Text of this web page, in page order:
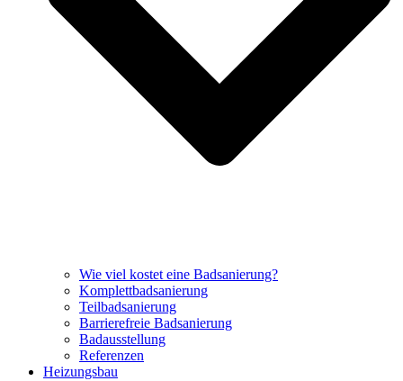
Wie viel kostet eine Badsanierung?
Komplettbadsanierung
Teilbadsanierung
Barrierefreie Badsanierung
Badausstellung
Referenzen
Heizungsbau